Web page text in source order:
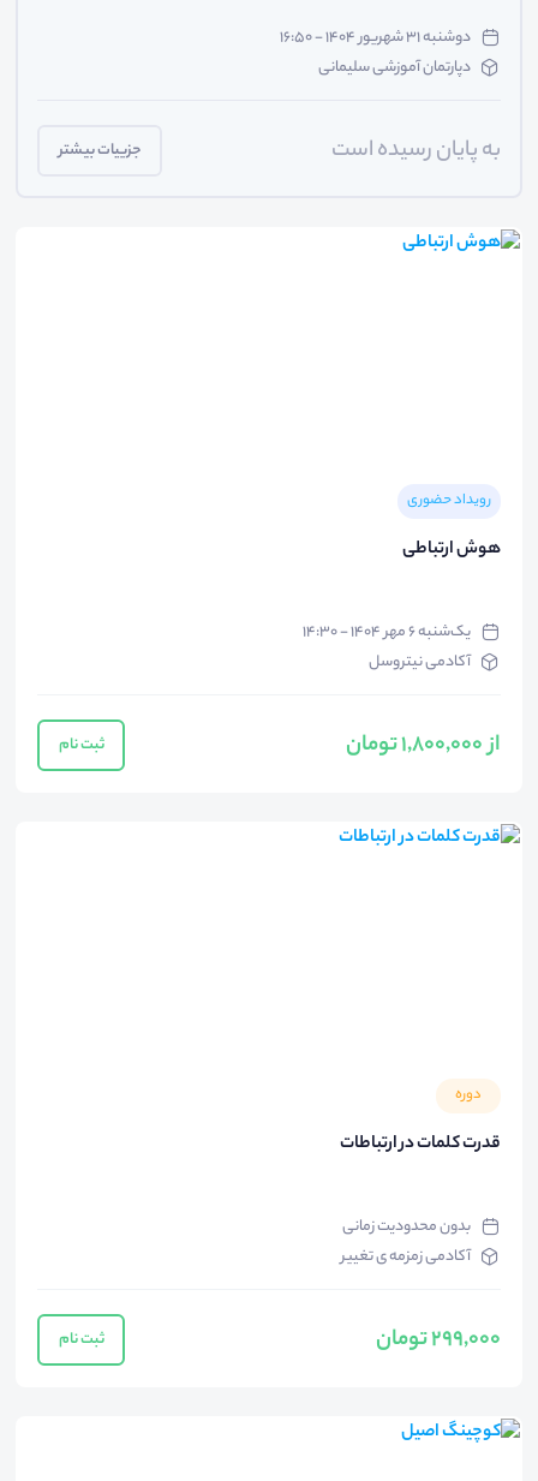
دوشنبه ۳۱ شهریور ۱۴۰۴ - ۱۶:۵۰
دپارتمان آموزشی سلیمانی
به پایان رسیده است جزییات بیشتر
رویداد حضوری
هوش ارتباطی
یک‌شنبه ۶ مهر ۱۴۰۴ - ۱۴:۳۰
آکادمی نیتروسل
از 1,800,000 تومان ثبت نام
دوره
قدرت کلمات در ارتباطات
بدون محدودیت زمانی
آکادمی زمزمه ی تغییر
299,000 تومان ثبت نام